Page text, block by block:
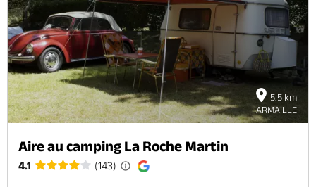
Brochures & Cartes Offices de tourisme Comment venir ? Ecrivez-nous
5.5 km
ARMAILLE
Aire au camping La Roche Martin
4.1 (143)